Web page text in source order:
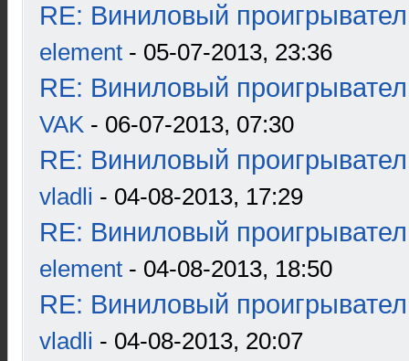
RE: Виниловый
element - 05-07-2013, 23:36
RE: Виниловый
VAK - 06-07-2013, 07:30
RE: Виниловый
vladli - 04-08-2013, 17:29
RE: Виниловый
element - 04-08-2013, 18:50
RE: Виниловый
vladli - 04-08-2013, 20:07